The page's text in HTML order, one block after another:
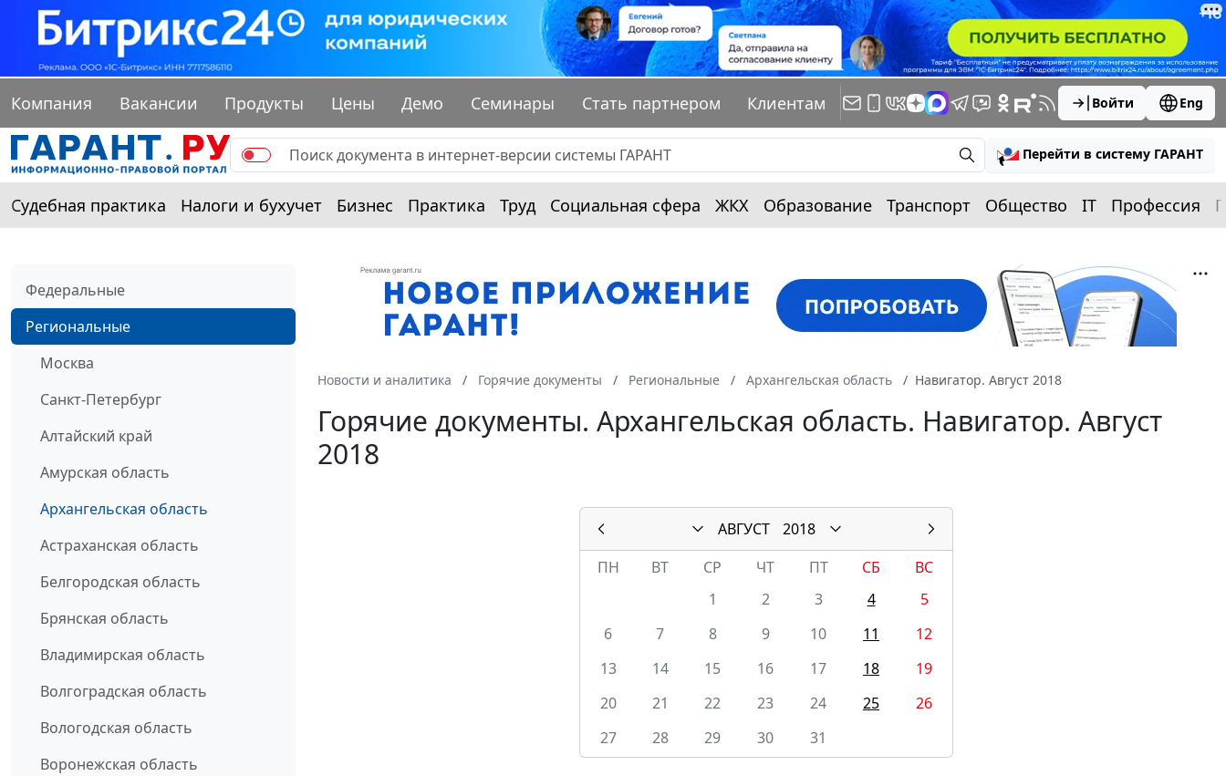
Компания Вакансии Продукты Цены Демо Семинары Стать партнером Клиентам Войти Eng
Перейти в систему ГАРАНТ
Судебная практика Налоги и бухучет Бизнес Практика Труд Социальная сфера ЖКХ Образование Транспорт Общество IT Профессия
Федеральные
Региональные
Москва
Санкт-Петербург
Алтайский край
Амурская область
Архангельская область
Астраханская область
Белгородская область
Брянская область
Владимирская область
Волгоградская область
Вологодская область
Воронежская область
Новости и аналитика Горячие документы Региональные Архангельская область Навигатор. Август 2018
Горячие документы. Архангельская область. Навигатор. Август
2018
АВГУСТ
2018
ПН
ВТ СР ЧТ ПТ СБ
ВС
1
2 3 4
5
6
7 8 9 10 11
12
13
14 15 16 17 18
19
20
21 22 23 24 25
26
27
28 29 30 31